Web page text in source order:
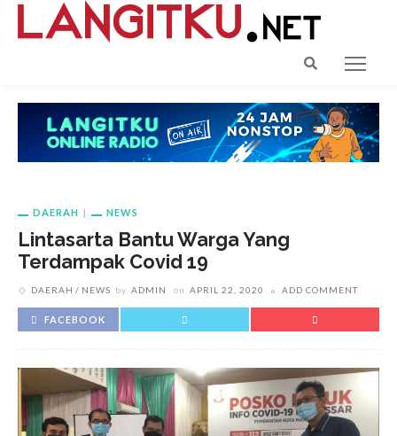
DAERAH NEWS
Lintasarta Bantu Warga Yang
Terdampak Covid 19
DAERAH NEWS by ADMIN on APRIL 22, 2020 ADD COMMENT
FACEBOOK